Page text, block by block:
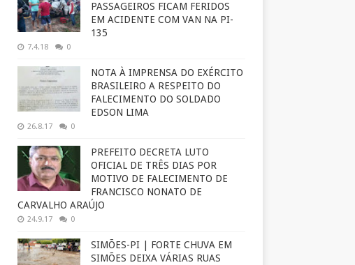
PASSAGEIROS FICAM FERIDOS
EM ACIDENTE COM VAN NA PI-
135
7.4.18 0
NOTA À IMPRENSA DO EXÉRCITO
BRASILEIRO A RESPEITO DO
FALECIMENTO DO SOLDADO
EDSON LIMA
26.8.17 0
PREFEITO DECRETA LUTO
OFICIAL DE TRÊS DIAS POR
MOTIVO DE FALECIMENTO DE
FRANCISCO NONATO DE
CARVALHO ARAÚJO
24.9.17 0
SIMÕES-PI | FORTE CHUVA EM
SIMÕES DEIXA VÁRIAS RUAS